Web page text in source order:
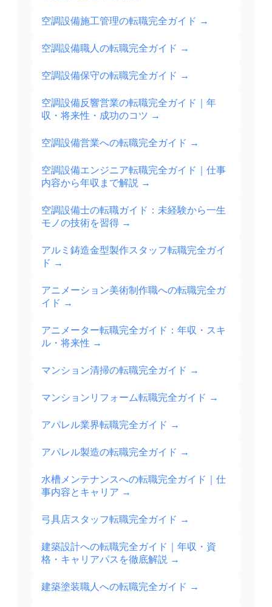
空調設備施工管理の転職完全ガイド →
空調設備職人の転職完全ガイド →
空調設備保守の転職完全ガイド →
空調設備反響営業の転職完全ガイド｜年
収・将来性・成功のコツ →
空調設備営業への転職完全ガイド →
空調設備エンジニア転職完全ガイド｜仕事
内容から年収まで解説 →
空調設備士の転職ガイド：未経験から一生
モノの技術を習得 →
アルミ鋳造金型製作スタッフ転職完全ガイ
ド →
アニメーション美術制作職への転職完全ガ
イド →
アニメーター転職完全ガイド：年収・スキ
ル・将来性 →
マンション清掃の転職完全ガイド →
マンションリフォーム転職完全ガイド →
アパレル業界転職完全ガイド →
アパレル製造の転職完全ガイド →
水槽メンテナンスへの転職完全ガイド｜仕
事内容とキャリア →
弓具店スタッフ転職完全ガイド →
建築設計への転職完全ガイド｜年収・資
格・キャリアパスを徹底解説 →
建築塗装職人への転職完全ガイド →